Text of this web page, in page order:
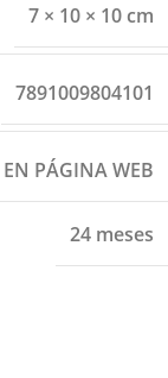
7 × 10 × 10 cm
7891009804101
EN PÁGINA WEB
24 meses